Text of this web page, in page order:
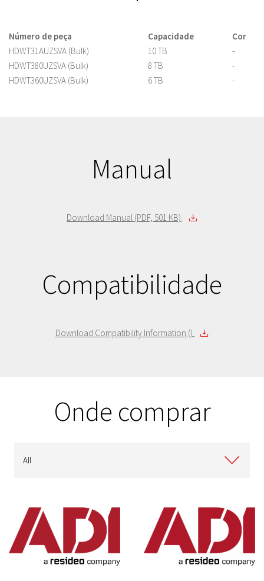
Número de peça Capacidade
Cor
HDWT31AUZSVA (Bulk)
10 TB
-
HDWT380UZSVA (Bulk)
8 TB
-
HDWT360UZSVA (Bulk)
6 TB -
Manual
Download Manual (PDF, 501 KB)
Compatibilidade
Download Compatibility Information ()
Onde comprar
All